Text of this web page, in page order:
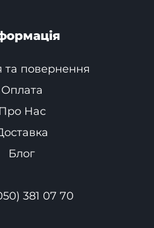
та повернення
Оплата
Про Нас
Блог
381 07 70